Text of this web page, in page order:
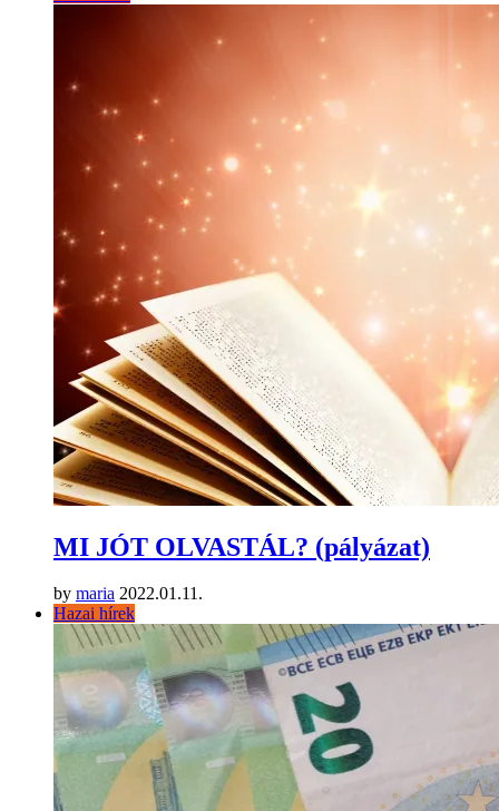
MI JÓT OLVASTÁL? (pályázat)
by maria 2022.01.11.
Hazai hírek